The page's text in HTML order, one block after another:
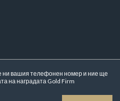
ни вашия телефонен номер и ние ще
на наградата Gold Firm